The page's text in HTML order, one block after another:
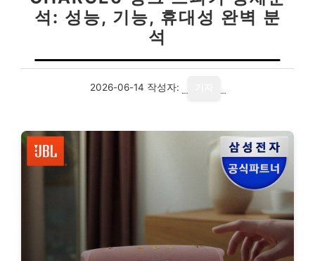
석: 성능, 기능, 휴대성 완벽 분
석
2026-06-14 작성자: